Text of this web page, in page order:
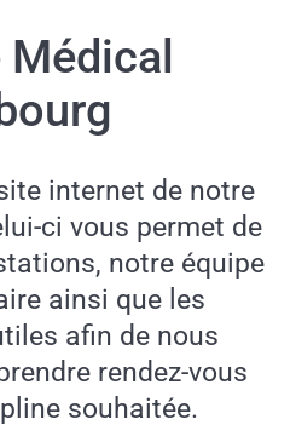
internet de notre
ci vous permet de
notre équipe
ainsi que les
afin de nous
rendez-vous
souhaitée.